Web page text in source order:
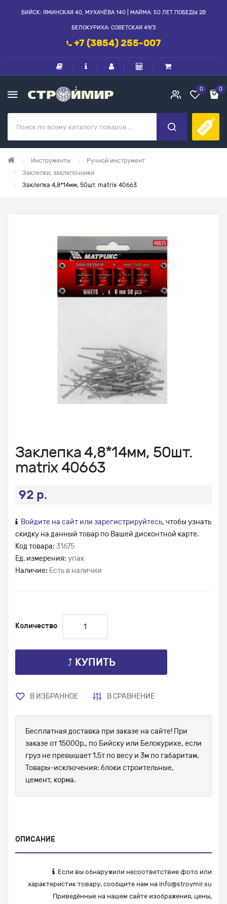
БИЙСК: ЯМИНСКАЯ 40, МУХАЧЁВА 140 | МАЙМА: 50 ЛЕТ ПОБЕДЫ 2В
БЕЛОКУРИХА: СОВЕТСКАЯ 49/3
+7 (3854) 255-007
0 0
Инструменты
Ручной инструмент
Заклепки, заклепочники
Заклепка 4,8*14мм, 50шт. matrix 40663
Заклепка 4,8*14мм, 50шт.
matrix 40663
92 р.
Войдите на сайт или зарегистрируйтесь, чтобы узнать
скидку на данный товар по Вашей дисконтной карте.
Код товара: 31675
Ед. измерения: упак
Наличие: Есть в наличии
Количество
⤴ КУПИТЬ
В ИЗБРАННОЕ В СРАВНЕНИЕ
Бесплатная доставка при заказе на сайте! При
заказе от 15000р., по Бийску или Белокурихе, если
груз не превышает 1.5т по весу и 3м по габаритам.
Товары-исключения: блоки строительные,
цемент, корма.
ОПИСАНИЕ
Если вы обнаружили несоответствие фото или
характеристик товару, сообщите нам на info@stroymir.su
Приведённые на нашем сайте изображения, цены,